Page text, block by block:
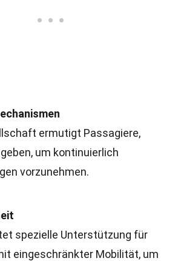
ermutigt Passagiere,
um kontinuierlich
vorzunehmen.
spezielle Unterstützung für
eingeschränkter Mobilität, um